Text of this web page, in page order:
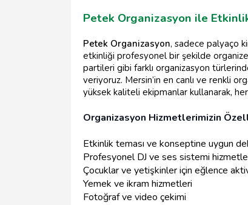
Petek Organizasyon ile
Petek Organizasyon, sadece palyaço
etkinliği profesyonel bir şekilde
partileri gibi farklı organizasyon
veriyoruz. Mersin’in en canlı ve renkli
yüksek kaliteli ekipmanlar kullanarak,
Organizasyon Hizmetlerimizin
Etkinlik teması ve konseptine uygun
Profesyonel DJ ve ses sistemi
Çocuklar ve yetişkinler için eğlence
Yemek ve ikram hizmetleri
Fotoğraf ve video çekimi